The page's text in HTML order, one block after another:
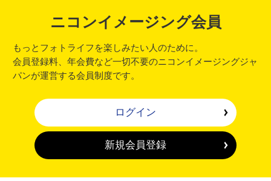
ニコンイメージング会員
もっとフォトライフを楽しみたい人のために。
会員登録料、年会費など一切不要のニコンイメージングジャ
パンが運営する会員制度です。
ログイン
新規会員登録